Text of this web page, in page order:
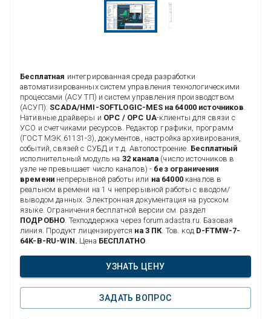
Бесплатная интегрированная среда разработки
автоматизированных систем управления технологическими
процессами (АСУ ТП) и систем управления производством
(АСУП): SCADA/HMI-SOFTLOGIC-MES на 64000 источников
Нативные драйверы и OPC / OPC UA-клиенты для связи с
УСО и счетчиками ресурсов. Редактор графики, программ
(ГОСТ МЭК 61131-3), документов, настройка архивирования,
событий, связей с СУБД и т.д. Автопостроение. Бесплатный
исполнительный модуль на 32 канала (число источников в
узле не превышает число каналов) - без ограничения
времени непрерывной работы или на 64000 каналов в
реальном времени на 1 ч непрерывной работы с вводом/
выводом данных. Электронная документация на русском
языке. Ограничения бесплатной версии см. раздел
ПОДРОБНО . Техподдержка через forum.adastra.ru. Базовая
линия. Продукт лицензируется на 3 ПК . Тов. код D-FTMW-7-
64K-B-RU-WIN. Цена БЕСПЛАТНО
УЗНАТЬ ЦЕНУ
ЗАДАТЬ ВОПРОС